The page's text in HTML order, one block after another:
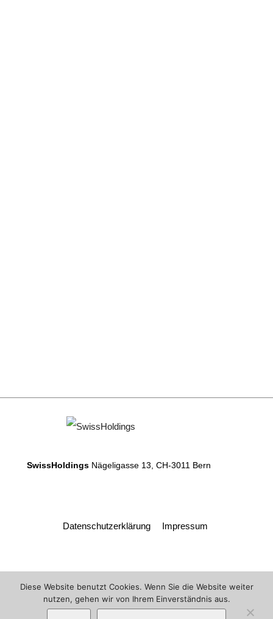
SwissHoldings Nägeligasse 13, CH-3011 Bern
Datenschutzerklärung Impressum
Diese Website benutzt Cookies. Wenn Sie die Website weiter
nutzen, gehen wir von Ihrem Einverständnis aus.